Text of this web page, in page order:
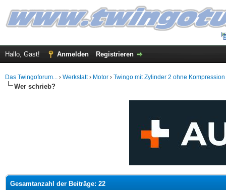
Hallo, Gast! Anmelden Registrieren
Das Twingoforum... › Werkstatt› Motor › Twingo mit Zylinder 2 ohne Kompression
Wer schrieb?
Gesamtanzahl der Beiträge: 22